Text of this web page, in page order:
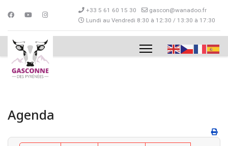
+33 5 61 60 15 30
gascon@wanadoo.fr
Lundi au Vendredi 8:30 à 12:30 / 13:30 à 17:30
Agenda